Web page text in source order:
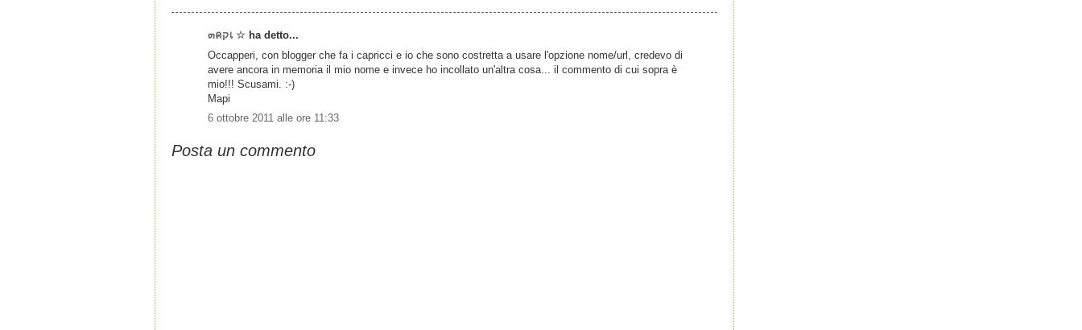
๓คקเ ☆ ha detto...
Occapperi, con blogger che fa i capricci e io che sono costretta a usare l'opzione nome/url, credevo di
avere ancora in memoria il mio nome e invece ho incollato un'altra cosa... il commento di cui sopra è
mio!!! Scusami. :-)
Mapi
6 ottobre 2011 alle ore 11:33
Posta un commento